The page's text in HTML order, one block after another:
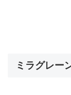
ミラグレー